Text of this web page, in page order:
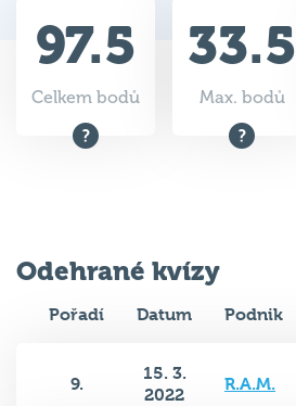
97.5
Celkem bodů
33.5
Max. bodů
Odehrané kvízy
Pořadí Datum Podnik
9.
15. 3.
2022
R.A.M.